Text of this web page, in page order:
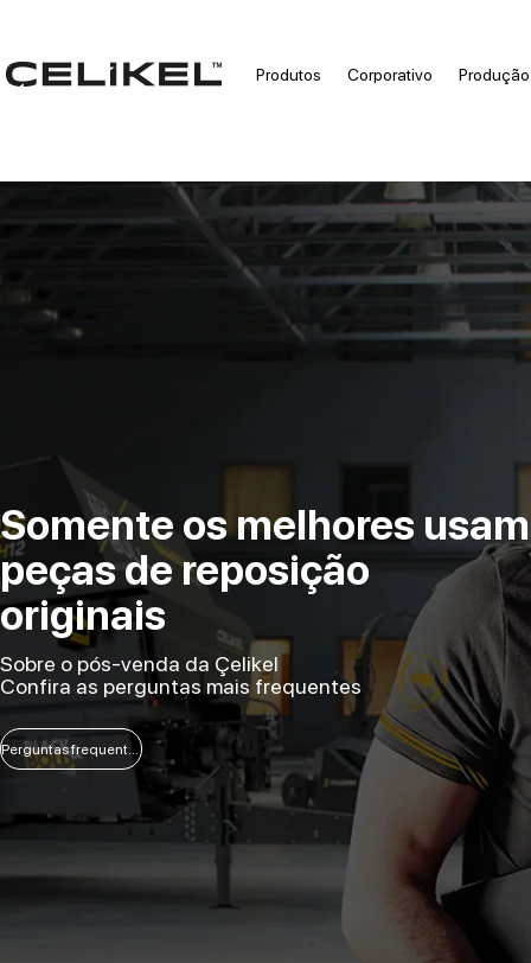
Produtos Corporativo Produção
Somente os melhores usam
peças de reposição
originais
Sobre o pós-venda da Çelikel
Confira as perguntas mais frequentes